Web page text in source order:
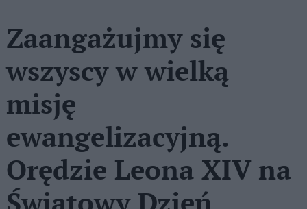
Zaangażujmy się
wszyscy w wielką
misję
ewangelizacyjną.
Orędzie Leona XIV na